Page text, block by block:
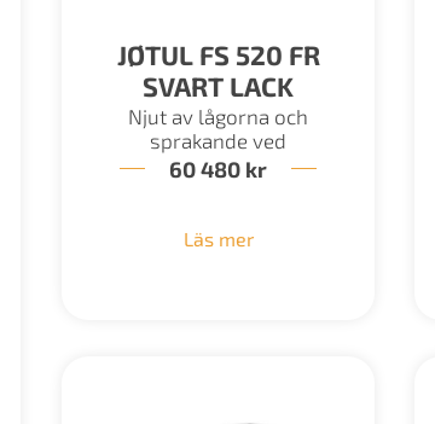
JØTUL FS 520 FR
SVART LACK
Njut av lågorna och
sprakande ved
60 480 kr
Läs mer